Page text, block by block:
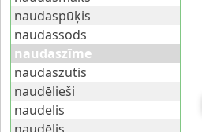
naudaspūķis
naudassods
naudaszīme
naudaszutis
naudēlieši
naudelis